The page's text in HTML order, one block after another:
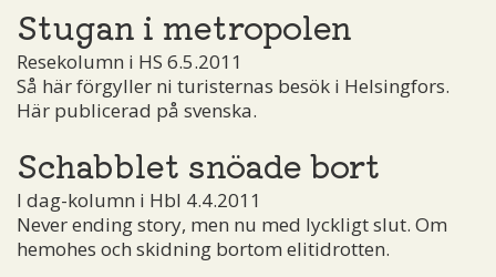
Stugan i metropolen
Resekolumn i HS 6.5.2011
Så här förgyller ni turisternas besök i Helsingfors.
Här publicerad på svenska.
Schabblet snöade bort
I dag-kolumn i Hbl 4.4.2011
Never ending story, men nu med lyckligt slut. Om
hemohes och skidning bortom elitidrotten.